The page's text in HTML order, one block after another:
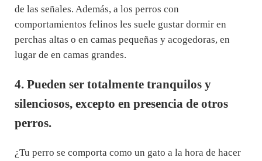
de las señales. Además, a los perros con
comportamientos felinos les suele gustar dormir en
perchas altas o en camas pequeñas y acogedoras, en
lugar de en camas grandes.
4. Pueden ser totalmente tranquilos y
silenciosos, excepto en presencia de otros
perros.
¿Tu perro se comporta como un gato a la hora de hacer